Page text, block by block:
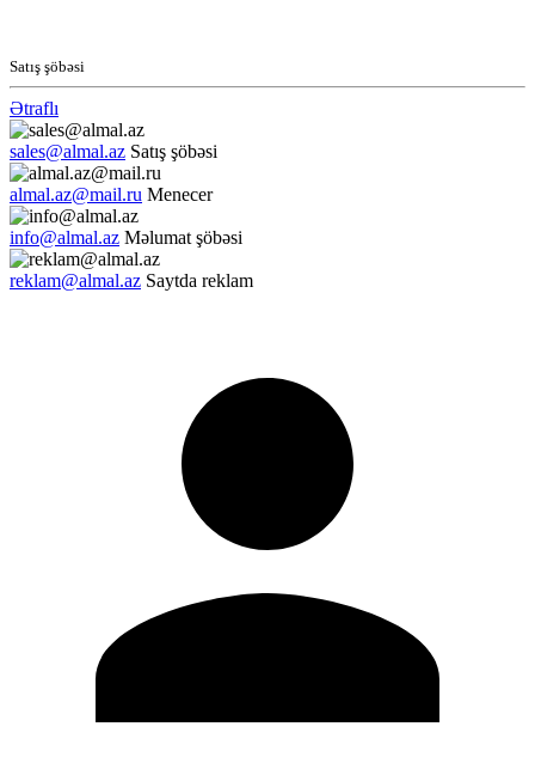
Satış şöbəsi
Ətraflı
sales@almal.az Satış şöbəsi
almal.az@mail.ru Menecer
info@almal.az Məlumat şöbəsi
reklam@almal.az Saytda reklam